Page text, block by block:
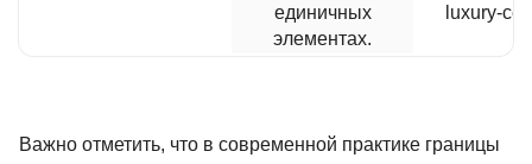
единичных
элементах.
luxury-
Важно отметить, что в современной практике границы